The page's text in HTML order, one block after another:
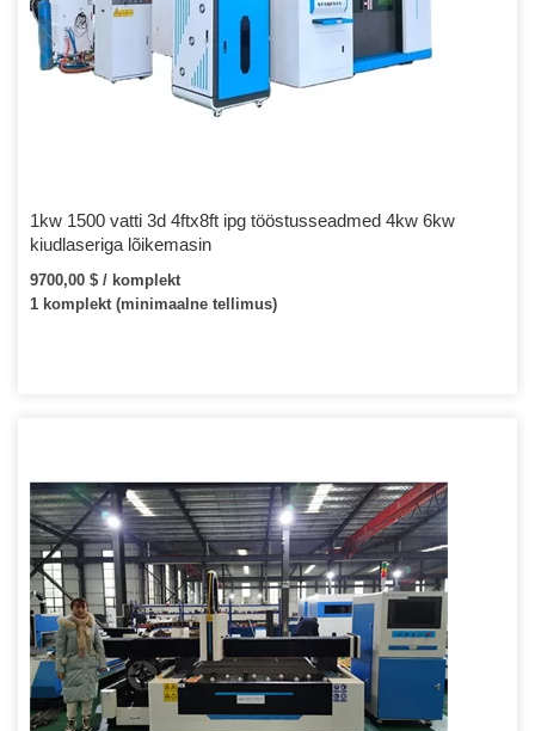
1kw 1500 vatti 3d 4ftx8ft ipg tööstusseadmed 4kw 6kw
kiudlaseriga lõikemasin
9700,00 $ / komplekt
1 komplekt (minimaalne tellimus)